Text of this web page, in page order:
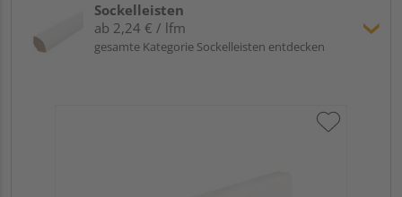
Sockelleisten
ab 2,24 € / lfm
gesamte Kategorie Sockelleisten entdecken